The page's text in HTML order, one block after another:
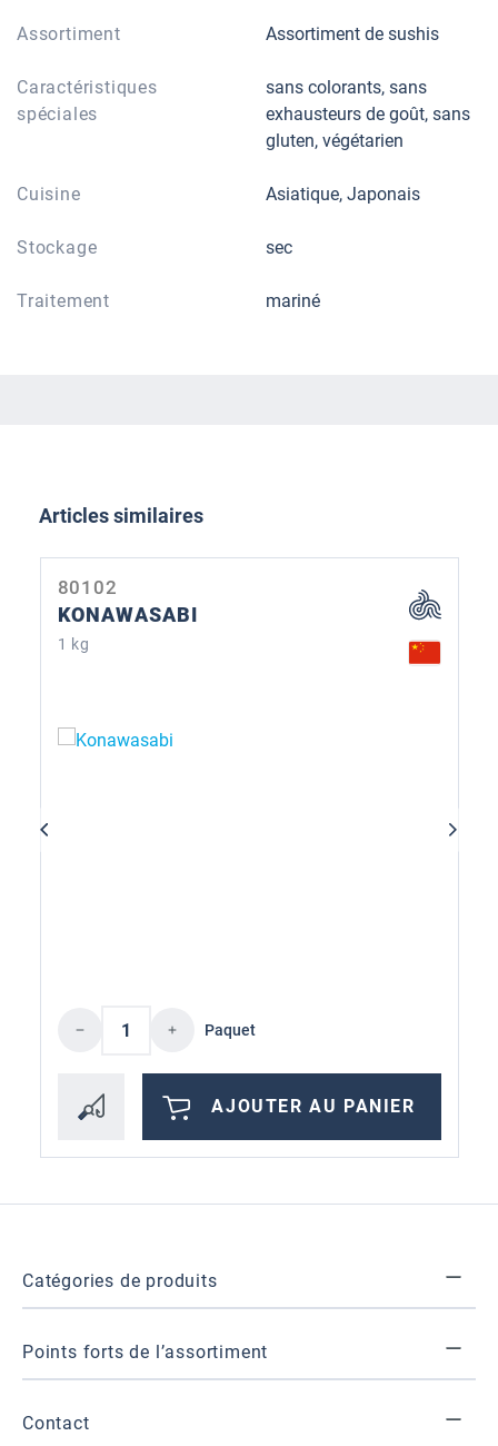
Assortiment Assortiment de sushis
Caractéristiques
spéciales
sans colorants, sans
exhausteurs de goût, sans
gluten, végétarien
Cuisine Asiatique, Japonais
Stockage sec
Traitement mariné
Ignorer la galerie de produits
Articles similaires
80102
KONAWASABI
1 kg
Quantité de produit : Entrez la quantité
Paquet
AJOUTER AU PANIER
Catégories de produits
Points forts de l’assortiment
Contact